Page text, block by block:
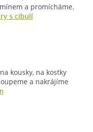
a promícháme.
s cibulí
kousky, na kostky
a nakrájíme